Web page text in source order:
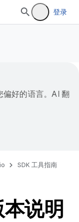
登录
好的语言。AI 翻
SDK 工具指南
说明